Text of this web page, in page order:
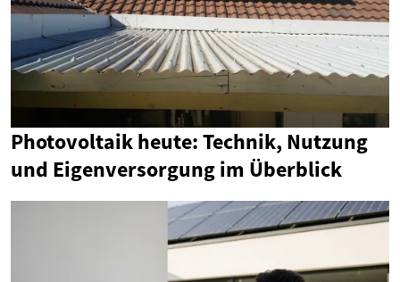
Photovoltaik heute: Technik, Nutzung
und Eigenversorgung im Überblick